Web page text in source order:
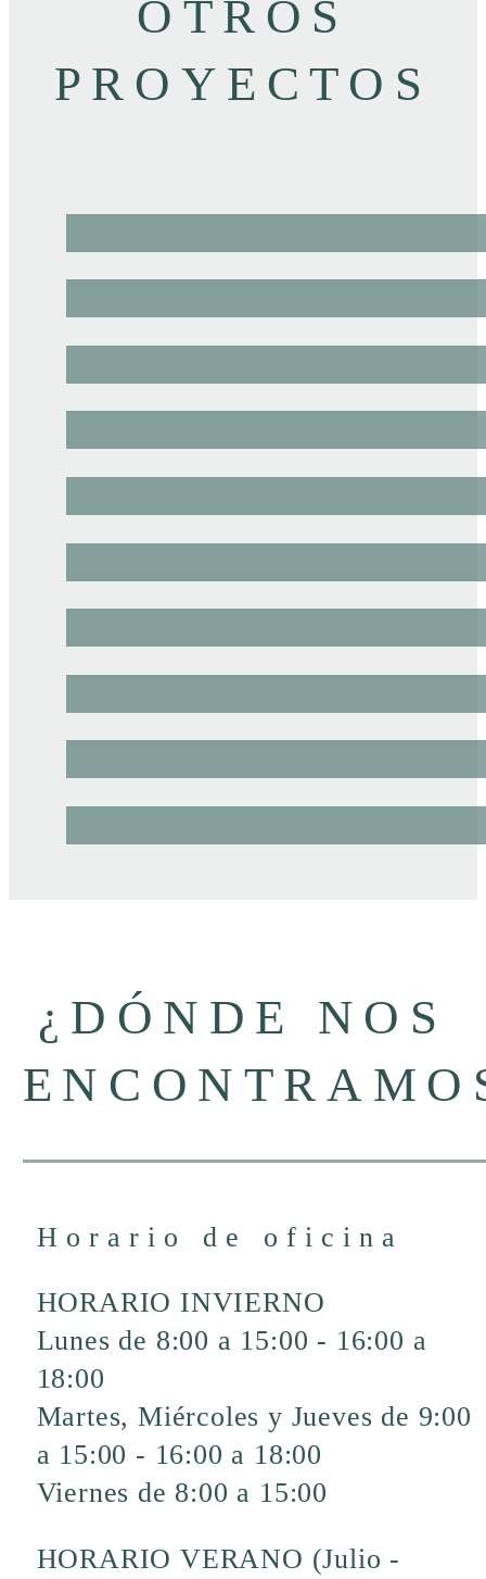
OTROS
PROYECTOS
¿DÓNDE NOS
Horario de oficina
HORARIO INVIERNO
Lunes de 8:00 a 15:00 - 16:00 a
18:00
Martes, Miércoles y Jueves de 9:00
a 15:00 - 16:00 a 18:00
Viernes de 8:00 a 15:00
HORARIO VERANO (Julio -